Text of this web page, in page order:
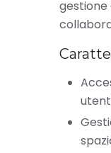
gestione